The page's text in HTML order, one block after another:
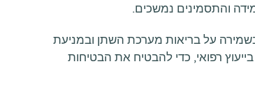
והתסמינים נמשכים.
בשמירה על בריאות מערכת השתן ובמניעת
בייעוץ רפואי, כדי להבטיח את הבטיחות